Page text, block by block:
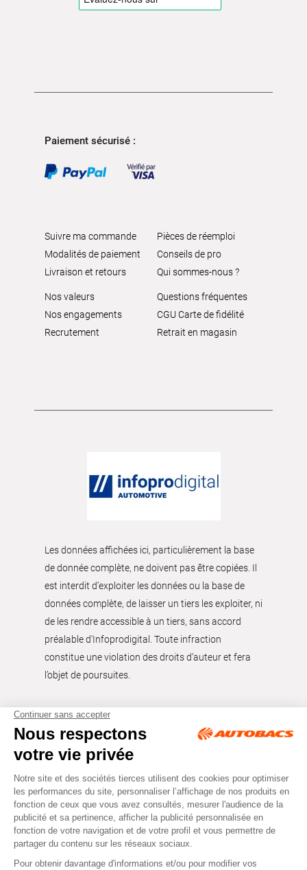
Paiement sécurisé :
Suivre ma commande
Modalités de paiement
Livraison et retours
Pièces de réemploi
Conseils de pro
Qui sommes-nous ?
Nos valeurs
Nos engagements
Recrutement
Questions fréquentes
CGU Carte de fidélité
Retrait en magasin
Les données affichées ici, particulièrement la base
de donnée complète, ne doivent pas être copiées. Il
est interdit d’exploiter les données ou la base de
données complète, de laisser un tiers les exploiter, ni
de les rendre accessible à un tiers, sans accord
préalable d'Infoprodigital. Toute infraction
constitue une violation des droits d’auteur et fera
l’objet de poursuites.
Tous droits réservés © Autobacs
Mentions légales RGPD